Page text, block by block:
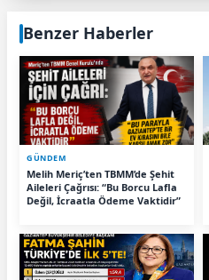
Benzer Haberler
GÜNDEM
Melih Meriç’ten TBMM’de Şehit
Aileleri Çağrısı: “Bu Borcu Lafla
Değil, İcraatla Ödeme Vaktidir”